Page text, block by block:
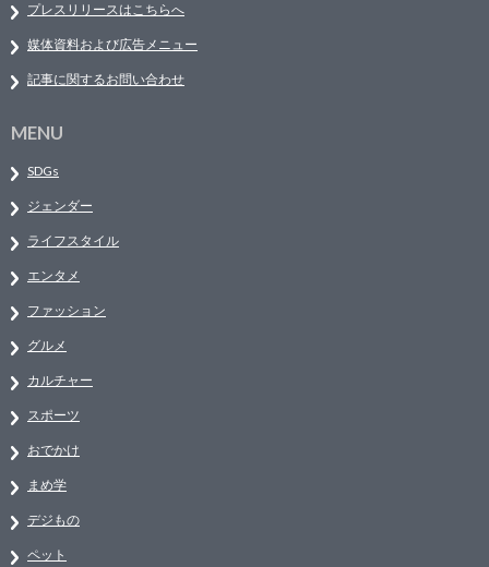
プレスリリースはこちらへ
媒体資料および広告メニュー
記事に関するお問い合わせ
MENU
SDGs
ジェンダー
ライフスタイル
エンタメ
ファッション
グルメ
カルチャー
スポーツ
おでかけ
まめ学
デジもの
ペット